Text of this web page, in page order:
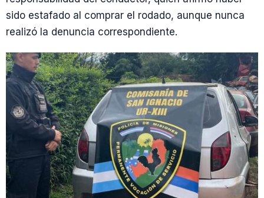
sido estafado al comprar el rodado, aunque nunca
realizó la denuncia correspondiente.